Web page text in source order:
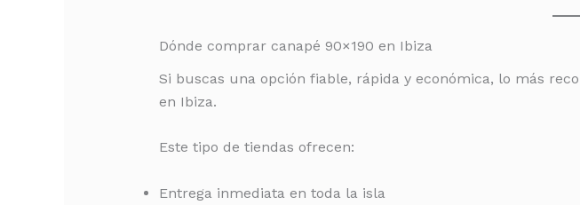
Dónde comprar canapé 90×190 en Ibiza
Si buscas una opción fiable, rápida y económica, lo más
en Ibiza.
Este tipo de tiendas ofrecen:
Entrega inmediata en toda la isla